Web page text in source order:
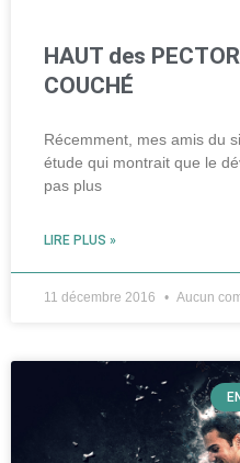
HAUT des
COUCHÉ
Récemment, mes amis du
étude qui montrait que le
pas plus
LIRE PLUS »
11 décembre 2016 Aucun